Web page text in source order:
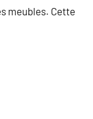
meubles. Cette